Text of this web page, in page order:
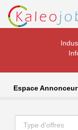
Espace Annonceur